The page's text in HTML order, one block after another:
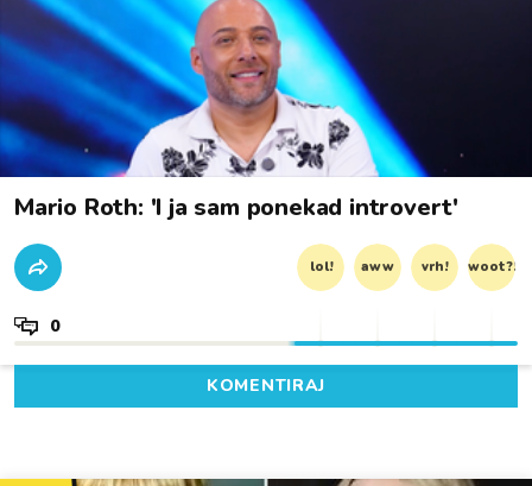
Mario Roth: 'I ja sam ponekad introvert'
lol! aww vrh! woot?!
0
KOMENTIRAJ